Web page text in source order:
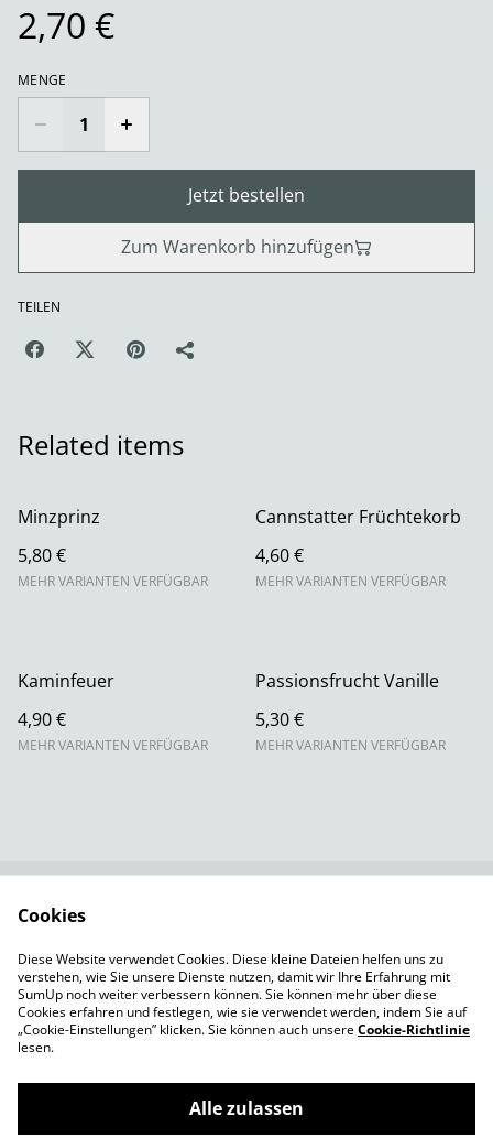
2,70 €
MENGE
Jetzt bestellen
Zum Warenkorb hinzufügen
TEILEN
Related items
Minzprinz
5,80 €
MEHR VARIANTEN VERFÜGBAR
Cannstatter Früchtekorb
4,60 €
MEHR VARIANTEN VERFÜGBAR
Kaminfeuer
4,90 €
MEHR VARIANTEN VERFÜGBAR
Passionsfrucht Vanille
5,30 €
MEHR VARIANTEN VERFÜGBAR
Cookie-Richtlinie
Versandbedingungen
Impressum
Cookies
Diese Website verwendet Cookies. Diese kleine Dateien helfen uns zu
verstehen, wie Sie unsere Dienste nutzen, damit wir Ihre Erfahrung mit
SumUp noch weiter verbessern können. Sie können mehr über diese
Cookies erfahren und festlegen, wie sie verwendet werden, indem Sie auf
„Cookie-Einstellungen” klicken. Sie können auch unsereCookie-Richtlinie
lesen.
Alle zulassen